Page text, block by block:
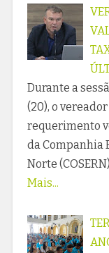
Durante a
(20), o
requerimento
da Companhia
Norte
Mais...